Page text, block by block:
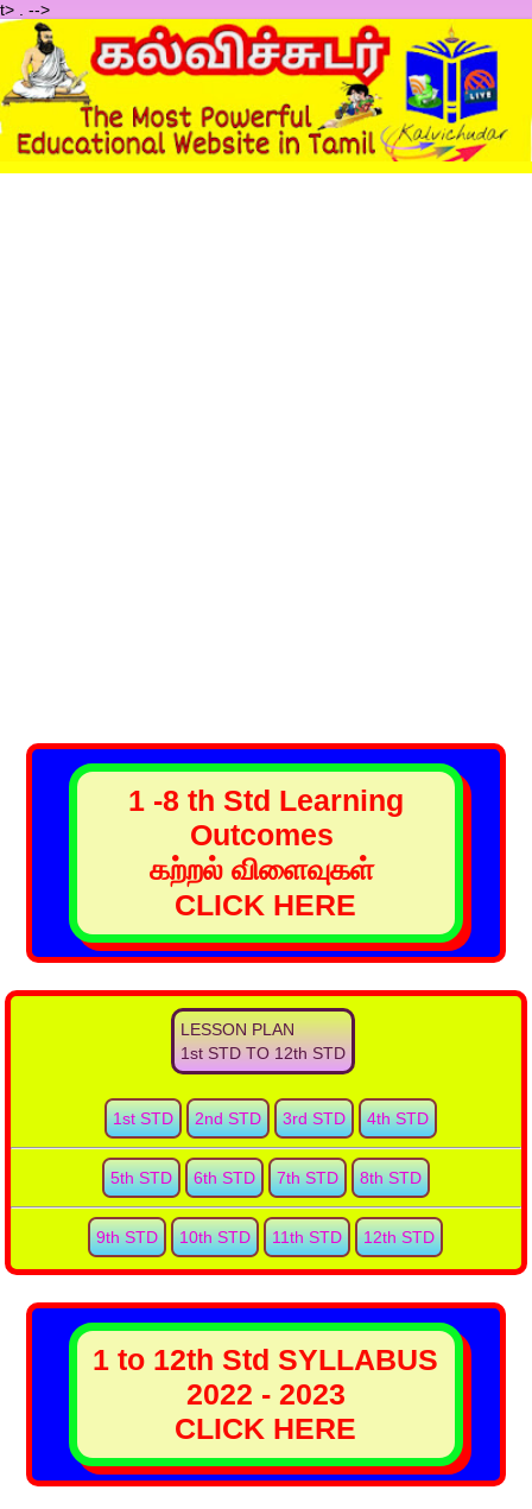
t> -->
1 -8 th Std Learning
Outcomes
கற்றல் விளைவுகள்
CLICK HERE
LESSON PLAN
1st STD TO 12th STD
1st STD 2nd STD 3rd STD 4th STD
5th STD 6th STD 7th STD 8th STD
9th STD 10th STD 11th STD 12th STD
1 to 12th Std SYLLABUS
2022 - 2023
CLICK HERE